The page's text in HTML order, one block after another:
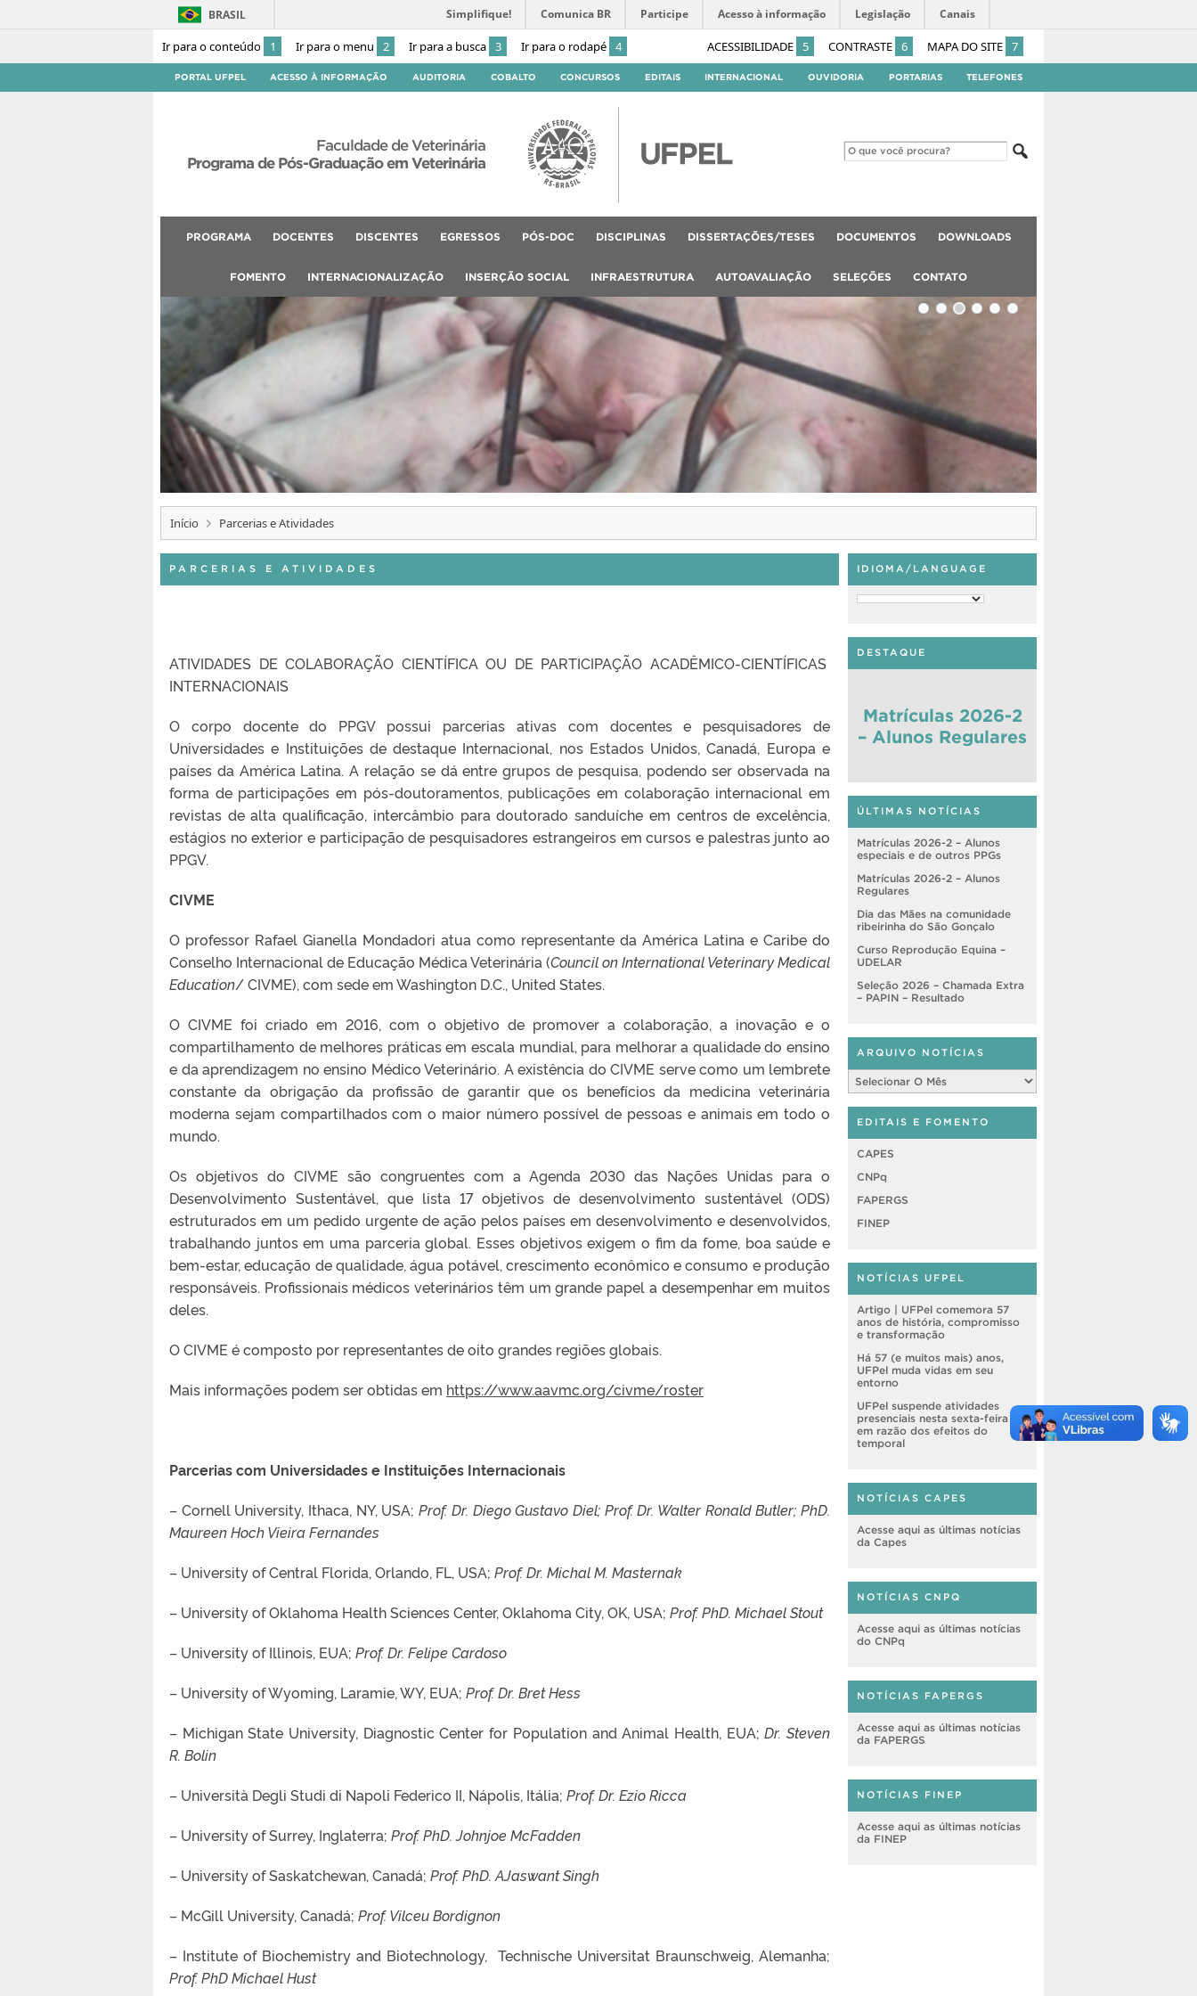
Ir para o conteúdo 1 Ir para o menu 2 Ir para a busca 3 Ir para o rodapé 4 ACESSIBILIDADE 5 CONTRASTE 6 MAPA DO SITE 7
BRASIL Simplifique! Comunica BR Participe Acesso à informação Legislação Canais
PORTAL UFPEL ACESSO À INFORMAÇÃO AUDITORIA COBALTO CONCURSOS EDITAIS INTERNACIONAL OUVIDORIA PORTARIAS TELEFONES
Faculdade de Veterinária
Programa de Pós-Graduação em Veterinária
PROGRAMA DOCENTES DISCENTES EGRESSOS PÓS-DOC DISCIPLINAS DISSERTAÇÕES/TESES DOCUMENTOS DOWNLOADS
FOMENTO INTERNACIONALIZAÇÃO INSERÇÃO SOCIAL INFRAESTRUTURA AUTOAVALIAÇÃO SELEÇÕES CONTATO
Início Parcerias e Atividades
PARCERIAS E ATIVIDADES
ATIVIDADES DE COLABORAÇÃO CIENTÍFICA OU DE PARTICIPAÇÃO ACADÊMICO-CIENTÍFICAS
INTERNACIONAIS
O corpo docente do PPGV possui parcerias ativas com docentes e pesquisadores de
Universidades e Instituições de destaque Internacional, nos Estados Unidos, Canadá, Europa e
países da América Latina. A relação se dá entre grupos de pesquisa, podendo ser observada na
forma de participações em pós-doutoramentos, publicações em colaboração internacional em
revistas de alta qualificação, intercâmbio para doutorado sanduíche em centros de excelência,
estágios no exterior e participação de pesquisadores estrangeiros em cursos e palestras junto ao
PPGV.
CIVME
O professor Rafael Gianella Mondadori atua como representante da América Latina e Caribe do
Conselho Internacional de Educação Médica Veterinária (Council on International Veterinary Medical
Education/ CIVME), com sede em Washington D.C., United States.
O CIVME foi criado em 2016, com o objetivo de promover a colaboração, a inovação e o
compartilhamento de melhores práticas em escala mundial, para melhorar a qualidade do ensino
e da aprendizagem no ensino Médico Veterinário. A existência do CIVME serve como um lembrete
constante da obrigação da profissão de garantir que os benefícios da medicina veterinária
moderna sejam compartilhados com o maior número possível de pessoas e animais em todo o
mundo.
Os objetivos do CIVME são congruentes com a Agenda 2030 das Nações Unidas para o
Desenvolvimento Sustentável, que lista 17 objetivos de desenvolvimento sustentável (ODS)
estruturados em um pedido urgente de ação pelos países em desenvolvimento e desenvolvidos,
trabalhando juntos em uma parceria global. Esses objetivos exigem o fim da fome, boa saúde e
bem-estar, educação de qualidade, água potável, crescimento econômico e consumo e produção
responsáveis. Profissionais médicos veterinários têm um grande papel a desempenhar em muitos
deles.
O CIVME é composto por representantes de oito grandes regiões globais.
Mais informações podem ser obtidas em https://www.aavmc.org/civme/roster
Parcerias com Universidades e Instituições Internacionais
– Cornell University, Ithaca, NY, USA;Prof. Dr. Diego Gustavo Diel; Prof. Dr. Walter Ronald Butler; PhD.
Maureen Hoch Vieira Fernandes
– University of Central Florida, Orlando, FL, USA; Prof. Dr. Michal M. Masternak
– University of Oklahoma Health Sciences Center, Oklahoma City, OK, USA; Prof. PhD. Michael Stout
– University of Illinois, EUA; Prof. Dr. Felipe Cardoso
– University of Wyoming, Laramie, WY, EUA; Prof. Dr. Bret Hess
– Michigan State University, Diagnostic Center for Population and Animal Health, EUA;Dr. Steven
R. Bolin
– Università Degli Studi di Napoli Federico II, Nápolis, Itália; Prof. Dr. Ezio Ricca
– University of Surrey, Inglaterra; Prof. PhD. Johnjoe McFadden
– University of Saskatchewan, Canadá; Prof. PhD. AJaswant Singh
– McGill University, Canadá; Prof. Vilceu Bordignon
– Institute of Biochemistry and Biotechnology, Technische Universitat Braunschweig, Alemanha;
Prof. PhD Michael Hust
IDIOMA/LANGUAGE
DESTAQUE
Matrículas 2026-2
– Alunos Regulares
ÚLTIMAS NOTÍCIAS
Matrículas 2026-2 – Alunos
especiais e de outros PPGs
Matrículas 2026-2 – Alunos
Regulares
Dia das Mães na comunidade
ribeirinha do São Gonçalo
Curso Reprodução Equina –
UDELAR
Seleção 2026 – Chamada Extra
– PAPIN – Resultado
ARQUIVO NOTÍCIAS
Notícias
EDITAIS E FOMENTO
CAPES
CNPq
FAPERGS
FINEP
NOTÍCIAS UFPEL
Artigo | UFPel comemora 57
anos de história, compromisso
e transformação
Há 57 (e muitos mais) anos,
UFPel muda vidas em seu
entorno
UFPel suspende atividades
presenciais nesta sexta-feira (7)
em razão dos efeitos do
temporal
NOTÍCIAS CAPES
Acesse aqui as últimas notícias
da Capes
NOTÍCIAS CNPQ
Acesse aqui as últimas notícias
do CNPq
NOTÍCIAS FAPERGS
Acesse aqui as últimas notícias
da FAPERGS
NOTÍCIAS FINEP
Acesse aqui as últimas notícias
da FINEP